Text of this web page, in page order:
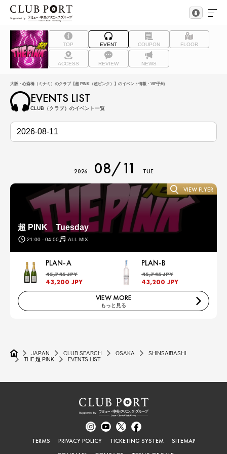
TOP EVENT COUPON FLOOR
ACCESS REVIEW NEWS
大阪・心斎橋（ミナミ）のクラブ【超 PINK（超ピンク）】のイベント情報・VIP予約
EVENTS LIST
CLUB（クラブ）のイベント一覧
2026 08/11 TUE
超 PINK Tuesday
21:00 - 04:00 ALL MIX
VIEW FLYER
PLAN-A
45,745 JPY
43,200 JPY
PLAN-B
45,745 JPY
43,200 JPY
VIEW MORE
もっと見る
JAPAN CLUB SEARCH OSAKA
SHINSAIBASHI
THE 超 PINK
EVENTS LIST
TERMS PRIVACY POLICY TICKETING SYSTEM
SITEMAP